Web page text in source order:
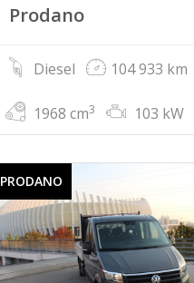
Prodano
Diesel 104 933 km
1968 cm3 103 kW
PRODANO